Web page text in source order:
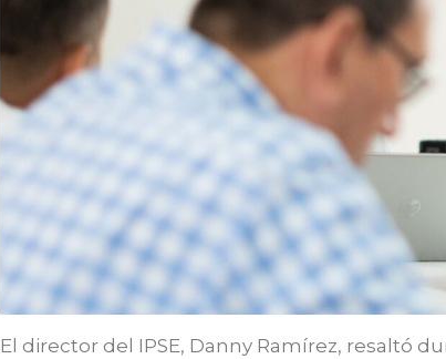
El director del IPSE, Danny Ramírez, resaltó